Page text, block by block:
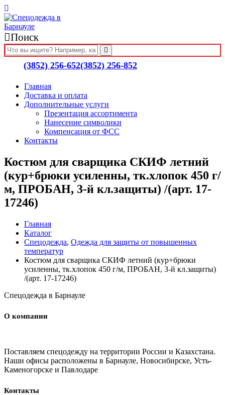
Поиск
(3852) 256-652(3852) 256-852
Главная
Доставка и оплата
Дополнительные услуги
Презентация ассортимента
Нанесение символики
Компенсация от ФСС
Контакты
Костюм для сварщика СКИФ летний
(кур+брюки усиленны, тк.хлопок 450 г/
м, ПРОБАН, 3-й кл.защиты) /(арт. 17-
17246)
Главная
Каталог
Спецодежда, Одежда для защиты от повышенных
температур
Костюм для сварщика СКИФ летний (кур+брюки
усиленны, тк.хлопок 450 г/м, ПРОБАН, 3-й кл.защиты)
/(арт. 17-17246)
Спецодежда в Барнауле
О компании
Поставляем спецодежду на территории России и Казахстана.
Наши офисы расположены в Барнауле, Новосибирске, Усть-
Каменогорске и Павлодаре
Контакты